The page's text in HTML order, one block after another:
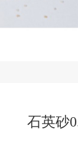
石英砂